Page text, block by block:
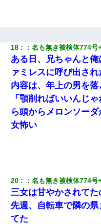
18 ：名も無き被検体774号
ある日、兄ちゃんと
ァミレスに呼び出され
内容は、年上の男を
「顎削ればいいんじ
ら頭からメロンソー
女怖い
20 ：名も無き被検体774号
三女は甘やかされて
先週、自転車で隣の
てた